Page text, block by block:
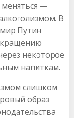
меняться —
В
Путин
некоторое
напиткам.
слишком
образ